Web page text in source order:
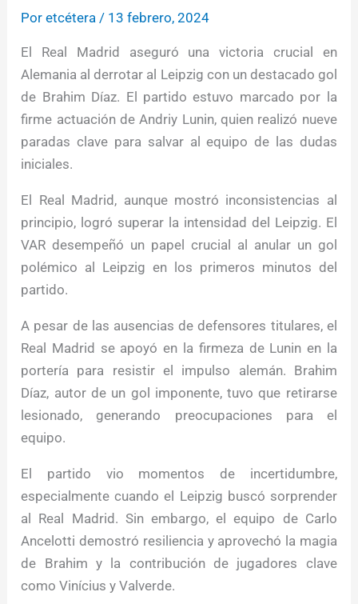
Poretcétera / 13 febrero, 2024
El Real Madrid aseguró una victoria crucial en
Alemania al derrotar al Leipzig con un destacado gol
de Brahim Díaz. El partido estuvo marcado por la
firme actuación de Andriy Lunin, quien realizó nueve
paradas clave para salvar al equipo de las dudas
iniciales.
El Real Madrid, aunque mostró inconsistencias al
principio, logró superar la intensidad del Leipzig. El
VAR desempeñó un papel crucial al anular un gol
polémico al Leipzig en los primeros minutos del
partido.
A pesar de las ausencias de defensores titulares, el
Real Madrid se apoyó en la firmeza de Lunin en la
portería para resistir el impulso alemán. Brahim
Díaz, autor de un gol imponente, tuvo que retirarse
lesionado, generando preocupaciones para el
equipo.
El partido vio momentos de incertidumbre,
especialmente cuando el Leipzig buscó sorprender
al Real Madrid. Sin embargo, el equipo de Carlo
Ancelotti demostró resiliencia y aprovechó la magia
de Brahim y la contribución de jugadores clave
como Vinícius y Valverde.